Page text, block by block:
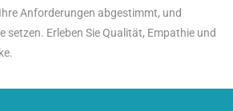
Anforderungen abgestimmt, und
setzen. Erleben Sie Qualität, Empathie und